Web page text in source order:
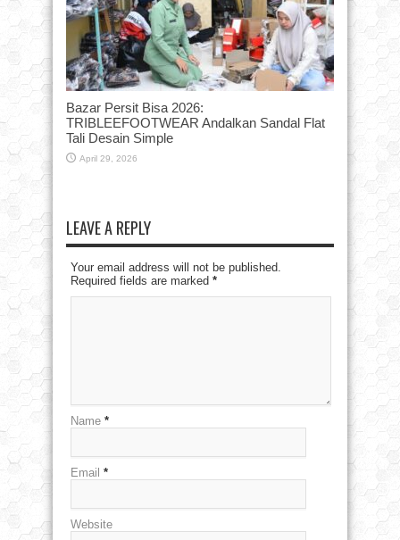
Bazar Persit Bisa 2026:
TRIBLEEFOOTWEAR Andalkan Sandal Flat
Tali Desain Simple
April 29, 2026
LEAVE A REPLY
Your email address will not be published.
Required fields are marked *
Name *
Email *
Website